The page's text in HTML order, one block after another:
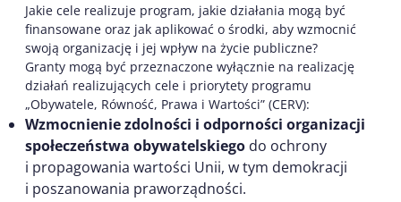
Jakie cele realizuje program, jakie działania mogą być
finansowane oraz jak aplikować o środki, aby wzmocnić
swoją organizację i jej wpływ na życie publiczne?
Granty mogą być przeznaczone wyłącznie na realizację
działań realizujących cele i priorytety programu
„Obywatele, Równość, Prawa i Wartości” (CERV):
Wzmocnienie zdolności i odporności organizacji
społeczeństwa obywatelskiego do ochrony
i propagowania wartości Unii, w tym demokracji
i poszanowania praworządności.